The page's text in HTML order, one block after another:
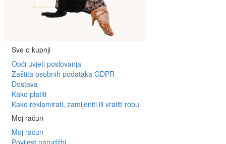
Sve o kupnji
Opći uvjeti poslovanja
Zaštita osobnih podataka GDPR
Dostava
Kako platiti
Kako reklamirati, zamijeniti ili vratiti robu
Moj račun
Moj račun
Povijest narudžbi